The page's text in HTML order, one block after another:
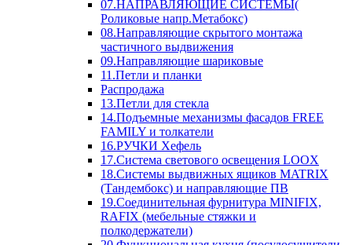
07.НАПРАВЛЯЮЩИЕ СИСТЕМЫ(
Роликовые напр.Метабокс)
08.Направляющие скрытого монтажа
частичного выдвижения
09.Направляющие шариковые
11.Петли и планки
Распродажа
13.Петли для стекла
14.Подъемные механизмы фасадов FREE
FAMILY и толкатели
16.РУЧКИ Хефель
17.Система светового освещения LOOX
18.Системы выдвижных ящиков MATRIX
(Тандембокс) и направляющие ПВ
19.Соединительная фурнитура MINIFIX,
RAFIX (мебельные стяжки и
полкодержатели)